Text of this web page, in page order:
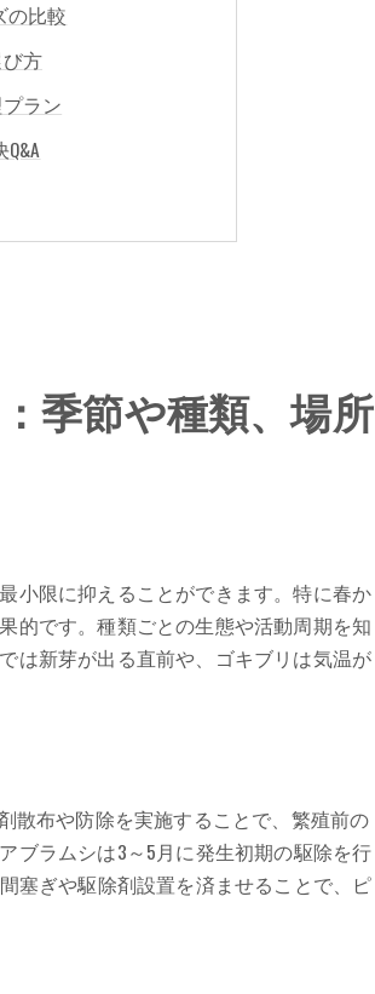
の比較
方
ラン
季節や種類、場所
小限に抑えることができます。特に春か
的です。種類ごとの生態や活動周期を知
は新芽が出る直前や、ゴキブリは気温が
散布や防除を実施することで、繁殖前の
ブラムシは3～5月に発生初期の駆除を行
塞ぎや駆除剤設置を済ませることで、ピ